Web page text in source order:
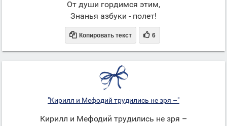
От души гордимся этим,
Знанья азбуки - полет!
 Копировать текст  6
"Кирилл и Мефодий трудились не зря –"
Кирилл и Мефодий трудились не зря –